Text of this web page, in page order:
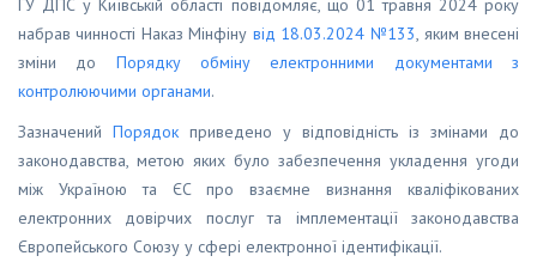
ГУ ДПС у Київській області повідомляє, що 01 травня 2024 року
набрав чинності Наказ Мінфіну від 18.03.2024 №133, яким внесені
зміни до Порядку обміну електронними документами з
контролюючими органами.
Зазначений Порядок приведено у відповідність із змінами до
законодавства, метою яких було забезпечення укладення угоди
між Україною та ЄС про взаємне визнання кваліфікованих
електронних довірчих послуг та імплементації законодавства
Європейського Союзу у сфері електронної ідентифікації.